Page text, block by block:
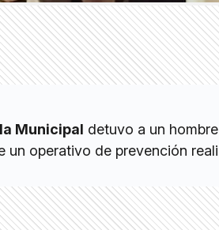
Municipal detuvo a un
un operativo de prevención